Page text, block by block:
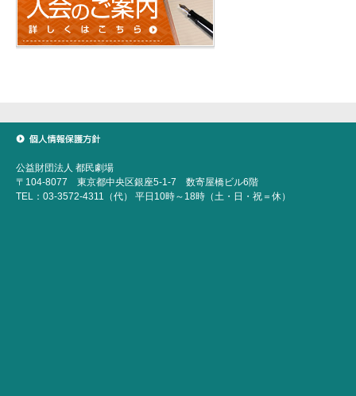
公益財団法人 都民劇場
〒104-8077 東京都中央区銀座5-1-7 数寄屋橋ビル6階
TEL：03-3572-4311（代） 平日10時～18時（土・日・祝＝休）